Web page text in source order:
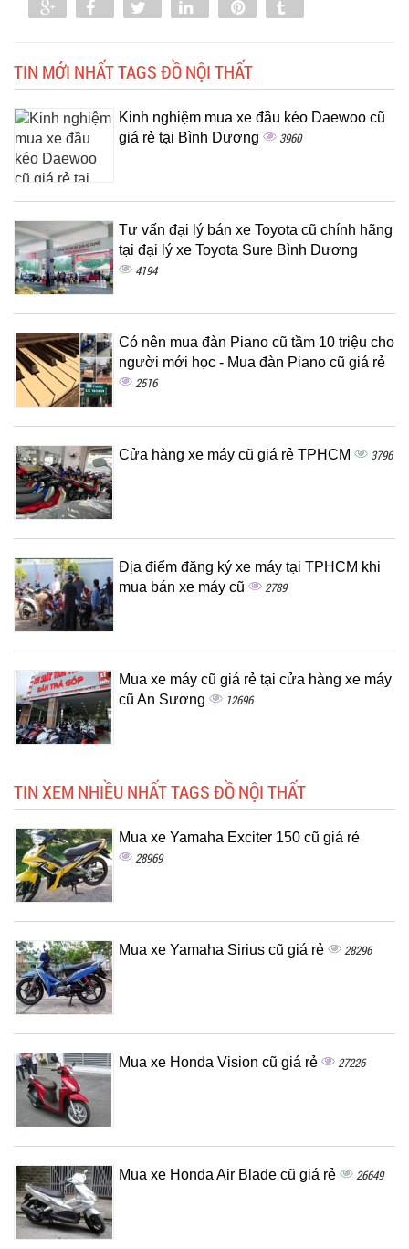
Share Share Tweet Share
TIN MỚI NHẤT TAGS ĐỒ NỘI THẤT
Kinh nghiệm mua xe đầu kéo Daewoo cũ
giá rẻ tại Bình Dương
3960
Tư vấn đại lý bán xe Toyota cũ chính hãng
tại đại lý xe Toyota Sure Bình Dương
4194
Có nên mua đàn Piano cũ tầm 10 triệu cho
người mới học - Mua đàn Piano cũ giá rẻ
2516
Cửa hàng xe máy cũ giá rẻ TPHCM 3796
Địa điểm đăng ký xe máy tại TPHCM khi
mua bán xe máy cũ
2789
Mua xe máy cũ giá rẻ tại cửa hàng xe máy
cũ An Sương
12696
TIN XEM NHIỀU NHẤT TAGS ĐỒ NỘI THẤT
Mua xe Yamaha Exciter 150 cũ giá rẻ
28969
Mua xe Yamaha Sirius cũ giá rẻ 28296
Mua xe Honda Vision cũ giá rẻ 27226
Mua xe Honda Air Blade cũ giá rẻ 26649